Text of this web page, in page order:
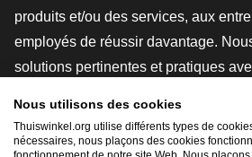
produits et/ou des services, aux
employés de réussir davantage.
solutions pertinentes et pratiques
études de marché, et nous disposons
Nous utilisons des cookies
Thuiswinkel.org utilise différents types de
nécessaires, nous plaçons des cookies